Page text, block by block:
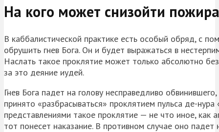
На кого может снизойти
В каббалистической практике есть особый обряд, с
обрушить гнев Бога. Он и будет выражаться в
Наслать такое проклятие может только абсолютно
за это деяние иудей.
Гнев Бога падет на голову несправедливо
принято «разбрасываться» проклятием пульса де-
представлениями такое проклятие — не что иное, как
тот понесет наказание. В противном случае оно падет